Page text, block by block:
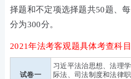
择题和不定项选择题共50题、
分为300分。
2021年法考客观题具体考查科目
试卷一
习近平法治思想、法理
际法、司法制度和法律